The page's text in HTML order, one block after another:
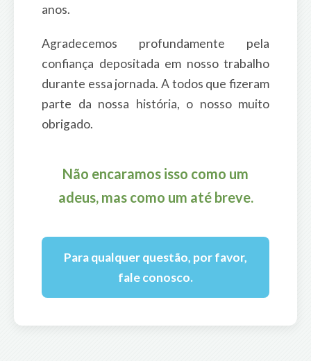
anos.
Agradecemos profundamente pela
confiança depositada em nosso trabalho
durante essa jornada. A todos que fizeram
parte da nossa história, o nosso muito
obrigado.
Não encaramos isso como um
adeus, mas como um até breve.
Para qualquer questão, por favor,
fale conosco.